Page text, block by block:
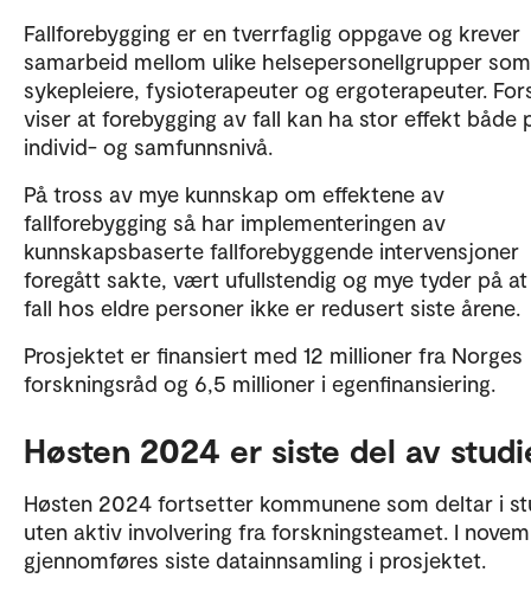
Fallforebygging er en tverrfaglig oppgave og krever
samarbeid mellom ulike helsepersonellgrupper
sykepleiere, fysioterapeuter og ergoterapeuter.
viser at forebygging av fall kan ha stor effekt både
individ- og samfunnsnivå.
På tross av mye kunnskap om effektene av
fallforebygging så har implementeringen av
kunnskapsbaserte fallforebyggende intervensjoner
foregått sakte, vært ufullstendig og mye tyder på at
fall hos eldre personer ikke er redusert siste årene.
Prosjektet er finansiert med 12 millioner fra Norges
forskningsråd og 6,5 millioner i egenfinansiering.
Høsten 2024 er siste del av
Høsten 2024 fortsetter kommunene som deltar i
uten aktiv involvering fra forskningsteamet. I
gjennomføres siste datainnsamling i prosjektet.